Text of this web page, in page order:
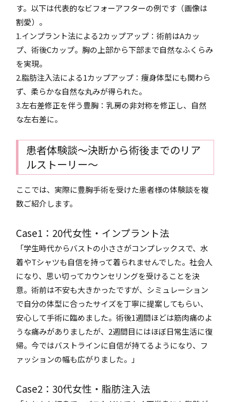
す。以下は代表的なビフォーアフターの例です（画像は
割愛）。
1.インプラント法による2カップアップ：術前はAカッ
プ、術後Cカップ。胸の上部から下部まで自然なふくらみ
を実現。
2.脂肪注入法による1カップアップ：痩身体型にも関わら
ず、柔らかな自然な丸みが得られた。
3.左右差修正を伴う豊胸：乳房の非対称を修正し、自然
な左右差に。
患者体験談～決断から術後までのリア
ルストーリー～
ここでは、実際に豊胸手術を受けた患者様の体験談を複
数ご紹介します。
Case1：20代女性・インプラント法
「学生時代からバストの小ささがコンプレックスで、水
着やTシャツも自信を持って着られませんでした。社会人
になり、思い切ってカウンセリングを受けることを決
意。術前は不安も大きかったですが、シミュレーション
で自分の体型に合ったサイズを丁寧に提案してもらい、
安心して手術に臨めました。術後1週間ほどは筋肉痛のよ
うな痛みがありましたが、2週間目にはほぼ日常生活に復
帰。今ではバストラインに自信が持てるようになり、フ
ァッションの幅も広がりました。」
Case2：30代女性・脂肪注入法